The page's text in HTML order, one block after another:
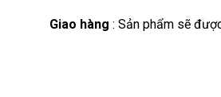
Giao hàng : Sản phẩm sẽ